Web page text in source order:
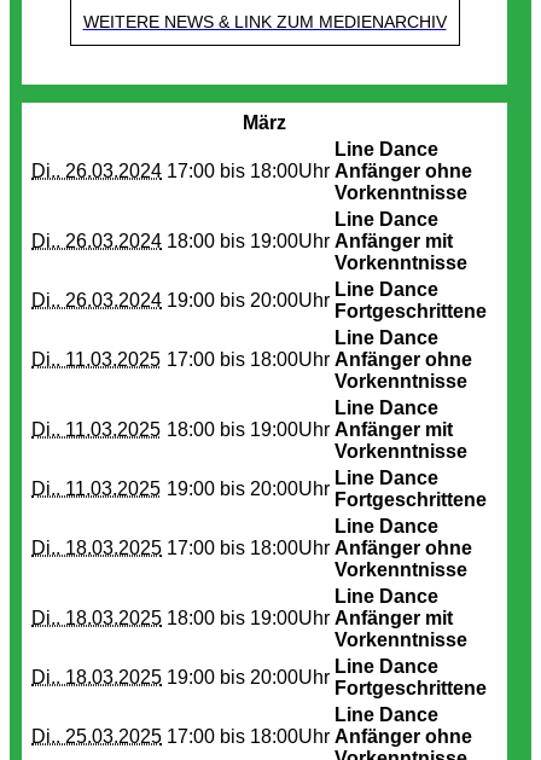
WEITERE NEWS & LINK ZUM MEDIENARCHIV
März
Di.. 26.03.2024 17:00 bis 18:00Uhr
Line Dance
Anfänger ohne
Vorkenntnisse
Di.. 26.03.2024 18:00 bis 19:00Uhr
Line Dance
Anfänger mit
Vorkenntnisse
Di.. 26.03.2024 19:00 bis 20:00Uhr
Line Dance
Fortgeschrittene
Di.. 11.03.2025 17:00 bis 18:00Uhr
Line Dance
Anfänger ohne
Vorkenntnisse
Di.. 11.03.2025 18:00 bis 19:00Uhr
Line Dance
Anfänger mit
Vorkenntnisse
Di.. 11.03.2025 19:00 bis 20:00Uhr
Line Dance
Fortgeschrittene
Di.. 18.03.2025 17:00 bis 18:00Uhr
Line Dance
Anfänger ohne
Vorkenntnisse
Di.. 18.03.2025 18:00 bis 19:00Uhr
Line Dance
Anfänger mit
Vorkenntnisse
Di.. 18.03.2025 19:00 bis 20:00Uhr
Line Dance
Fortgeschrittene
Di.. 25.03.2025 17:00 bis 18:00Uhr
Line Dance
Anfänger ohne